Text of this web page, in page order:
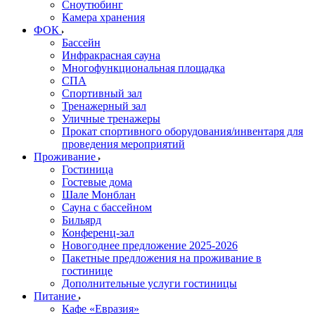
Сноутюбинг
Камера хранения
ФОК
Бассейн
Инфракрасная сауна
Многофункциональная площадка
СПА
Спортивный зал
Тренажерный зал
Уличные тренажеры
Прокат спортивного оборудования/инвентаря для
проведения мероприятий
Проживание
Гостиница
Гостевые дома
Шале Монблан
Сауна с бассейном
Бильярд
Конференц-зал
Новогоднее предложение 2025-2026
Пакетные предложения на проживание в
гостинице
Дополнительные услуги гостиницы
Питание
Кафе «Евразия»